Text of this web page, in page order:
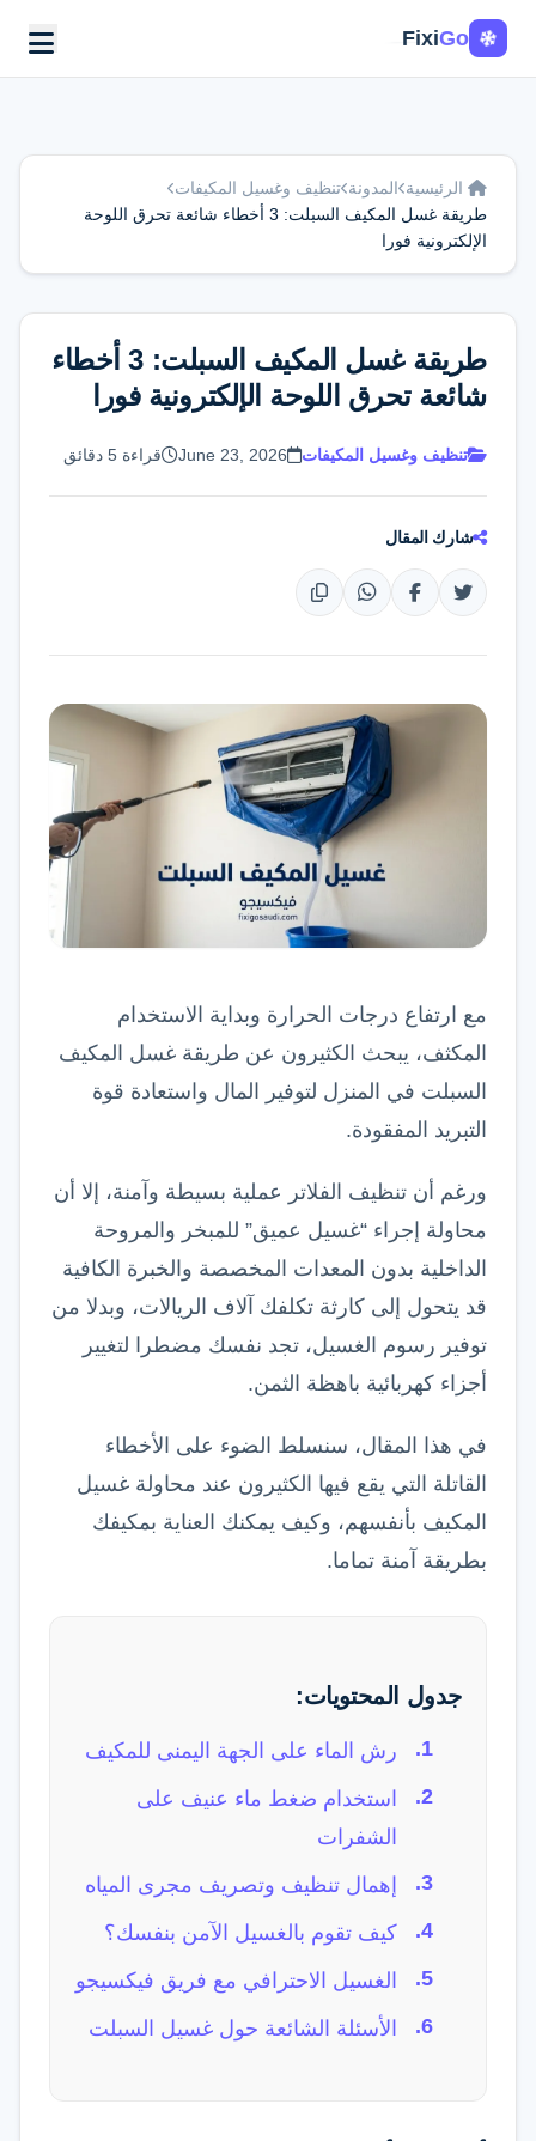
FixiGo
اطلب الخدمة
تواصل عبر واتساب
الرئيسية المدونة تنظيف وغسيل المكيفات
طريقة غسل المكيف السبلت: 3 أخطاء شائعة تحرق اللوحة
الإلكترونية فورا
طريقة غسل المكيف السبلت: 3 أخطاء
شائعة تحرق اللوحة الإلكترونية فورا
تنظيف وغسيل المكيفات June 23, 2026 قراءة 5 دقائق
شارك المقال
مع ارتفاع درجات الحرارة وبداية الاستخدام
المكثف، يبحث الكثيرون عن طريقة غسل المكيف
السبلت في المنزل لتوفير المال واستعادة قوة
التبريد المفقودة.
ورغم أن تنظيف الفلاتر عملية بسيطة وآمنة، إلا أن
محاولة إجراء “غسيل عميق” للمبخر والمروحة
الداخلية بدون المعدات المخصصة والخبرة الكافية
قد يتحول إلى كارثة تكلفك آلاف الريالات، وبدلا من
توفير رسوم الغسيل، تجد نفسك مضطرا لتغيير
أجزاء كهربائية باهظة الثمن.
في هذا المقال، سنسلط الضوء على الأخطاء
القاتلة التي يقع فيها الكثيرون عند محاولة غسيل
المكيف بأنفسهم، وكيف يمكنك العناية بمكيفك
بطريقة آمنة تماما.
جدول المحتويات:
رش الماء على الجهة اليمنى للمكيف
استخدام ضغط ماء عنيف على
الشفرات
إهمال تنظيف وتصريف مجرى المياه
كيف تقوم بالغسيل الآمن بنفسك؟
الغسيل الاحترافي مع فريق فيكسيجو
الأسئلة الشائعة حول غسيل السبلت